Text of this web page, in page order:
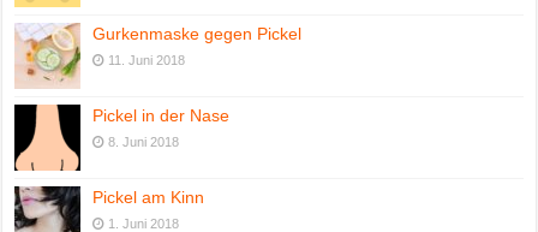
Gurkenmaske gegen Pickel
11. Juni 2018
Pickel in der Nase
8. Juni 2018
Pickel am Kinn
1. Juni 2018